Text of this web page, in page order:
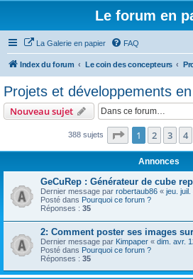
Le forum en
La Galerie en papier FAQ
Index du forum Le coin des concepteurs
Projets et développements
Nouveau sujet
388 sujets Page 1sur8
1 2 3 4
Annonces
GeCuRep : Générateur de cube
Dernier message par robertaub86 « jeu.
Posté dans Pourquoi ce forum ?
Réponses : 35
2: Comment poster ses images
Dernier message par Kimpaper « dim. avr.
Posté dans Pourquoi ce forum ?
Réponses : 35